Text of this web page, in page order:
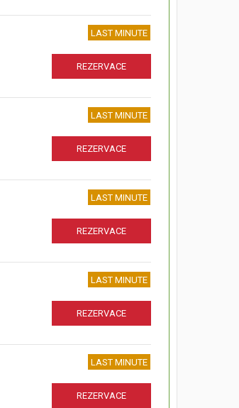
LAST MINUTE
REZERVACE
LAST MINUTE
REZERVACE
LAST MINUTE
REZERVACE
LAST MINUTE
REZERVACE
LAST MINUTE
REZERVACE